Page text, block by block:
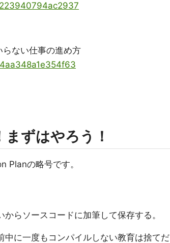
ない仕事の進め方
ずはやろう！
Planの略号です。
らソースコードに加筆して保存する。
に一度もコンパイルしない教育は捨てだ